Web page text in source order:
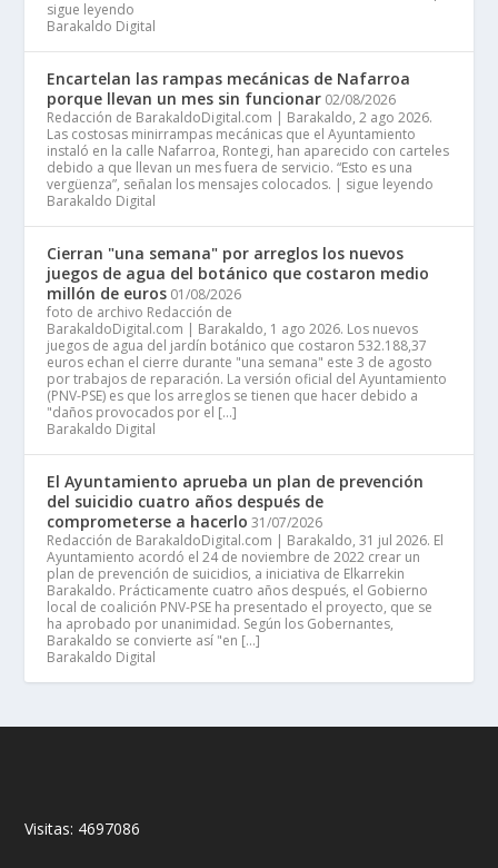
sigue leyendo
Barakaldo Digital
Encartelan las rampas mecánicas de Nafarroa
porque llevan un mes sin funcionar 02/08/2026
Redacción de BarakaldoDigital.com | Barakaldo, 2 ago 2026.
Las costosas minirrampas mecánicas que el Ayuntamiento
instaló en la calle Nafarroa, Rontegi, han aparecido con carteles
debido a que llevan un mes fuera de servicio. “Esto es una
vergüenza”, señalan los mensajes colocados. | sigue leyendo
Barakaldo Digital
Cierran "una semana" por arreglos los nuevos
juegos de agua del botánico que costaron medio
millón de euros 01/08/2026
foto de archivo Redacción de
BarakaldoDigital.com | Barakaldo, 1 ago 2026. Los nuevos
juegos de agua del jardín botánico que costaron 532.188,37
euros echan el cierre durante "una semana" este 3 de agosto
por trabajos de reparación. La versión oficial del Ayuntamiento
(PNV-PSE) es que los arreglos se tienen que hacer debido a
"daños provocados por el […]
Barakaldo Digital
El Ayuntamiento aprueba un plan de prevención
del suicidio cuatro años después de
comprometerse a hacerlo 31/07/2026
Redacción de BarakaldoDigital.com | Barakaldo, 31 jul 2026. El
Ayuntamiento acordó el 24 de noviembre de 2022 crear un
plan de prevención de suicidios, a iniciativa de Elkarrekin
Barakaldo. Prácticamente cuatro años después, el Gobierno
local de coalición PNV-PSE ha presentado el proyecto, que se
ha aprobado por unanimidad. Según los Gobernantes,
Barakaldo se convierte así "en […]
Barakaldo Digital
Visitas: 4697086